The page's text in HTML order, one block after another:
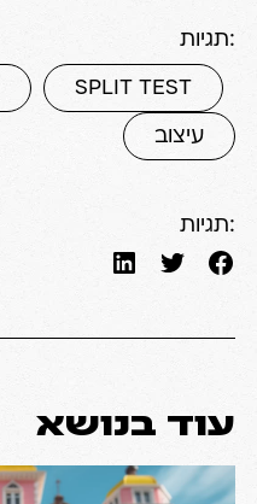
תגיות:
תגיות:
SPLIT TEST
עיצוב
עוד בנושא